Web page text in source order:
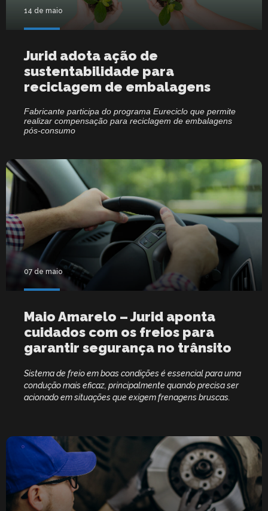
14 de maio
Jurid adota ação de
sustentabilidade para
reciclagem de embalagens
Fabricante participa do programa Eureciclo que permite
realizar compensação para reciclagem de embalagens
pós-consumo
07 de maio
Maio Amarelo – Jurid aponta
cuidados com os freios para
garantir segurança no trânsito
Sistema de freio em boas condições é essencial para uma
condução mais eficaz, principalmente quando precisa ser
acionado em situações que exigem frenagens bruscas.